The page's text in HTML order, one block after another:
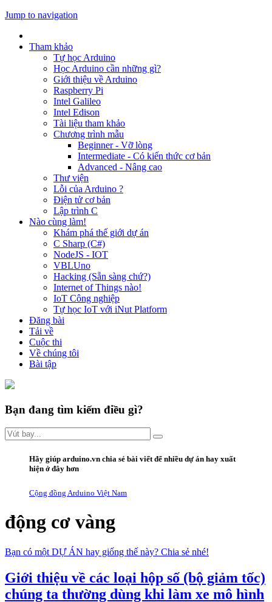
Jump to navigation
Tham khảo
Tự học Arduino
Học Arduino cần những gì?
Giới thiệu về Arduino
Raspberry Pi
Intel Galileo
Intel Edison
Tài liệu tham khảo
Chương trình mẫu
Beginner - Vỡ lòng
Intermediate - Có kiến thức cơ bản
Advanced - Nâng cao
Thư viện
Lỗi của Arduino ?
Điện tử cơ bản
Lập trình C
Nào cùng làm!
Khám phá thế giới dự án
C Sharp (C#)
NodeJS - IOT
VBLUno
Hacking (Sẵn sàng chứ?)
Internet of Things nào!
IoT Công nghiệp
Tự học IoT với iNut Platform
Đăng bài
Tải về
Cuộc thi
Về chúng tôi
Bài tập
Bạn đang tìm kiếm điều gì?
Hãy giúp arduino.vn chia sẻ bài viết để nhiều dự án hay xuất
hiện ở đây hơn
Cộng đồng Arduino Việt Nam
động cơ vàng
Bạn có một DỰ ÁN hay giống thế này? Chia sẻ nhé!
Giới thiệu về các loại hộp số (bộ giảm tốc)
chúng ta thường dùng khi làm xe mô hình